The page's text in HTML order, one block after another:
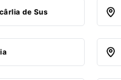
de Sus